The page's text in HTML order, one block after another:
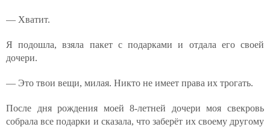
— Хватит.
Я подошла, взяла пакет с подарками и отдала его своей
дочери.
— Это твои вещи, милая. Никто не имеет права их трогать.
После дня рождения моей 8-летней дочери моя свекровь
собрала все подарки и сказала, что заберёт их своему другому